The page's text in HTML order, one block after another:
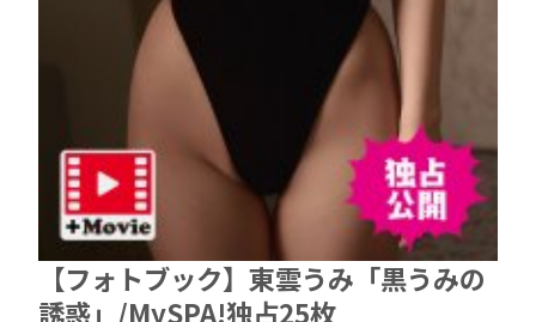
【フォトブック】東雲うみ「黒うみの
誘惑」/MySPA!独占25枚